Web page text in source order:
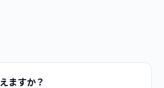
ますか？